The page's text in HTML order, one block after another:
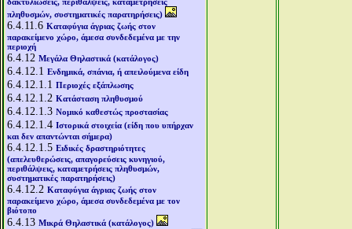
πληθυσμών, συστηματικές παρατηρήσεις)
6.4.11.6 Καταφύγια άγριας ζωής στον
παρακείμενο χώρο, άμεσα συνδεδεμένα με την
περιοχή
6.4.12 Μεγάλα Θηλαστικά (κατάλογος)
6.4.12.1 Ενδημικά, σπάνια, ή απειλούμενα είδη
6.4.12.1.1 Περιοχές εξάπλωσης
6.4.12.1.2 Κατάσταση πληθυσμού
6.4.12.1.3 Νομικό καθεστώς προστασίας
6.4.12.1.4 Ιστορικά στοιχεία (είδη που υπήρχαν
και δεν απαντώνται σήμερα)
6.4.12.1.5 Ειδικές δραστηριότητες
(απελευθερώσεις, απαγορεύσεις κυνηγιού,
περιθάλψεις, καταμετρήσεις πληθυσμών,
συστηματικές παρατηρήσεις)
6.4.12.2 Καταφύγια άγριας ζωής στον
παρακείμενο χώρο, άμεσα συνδεδεμένα με τον
βιότοπο
6.4.13 Μικρά Θηλαστικά (κατάλογος)